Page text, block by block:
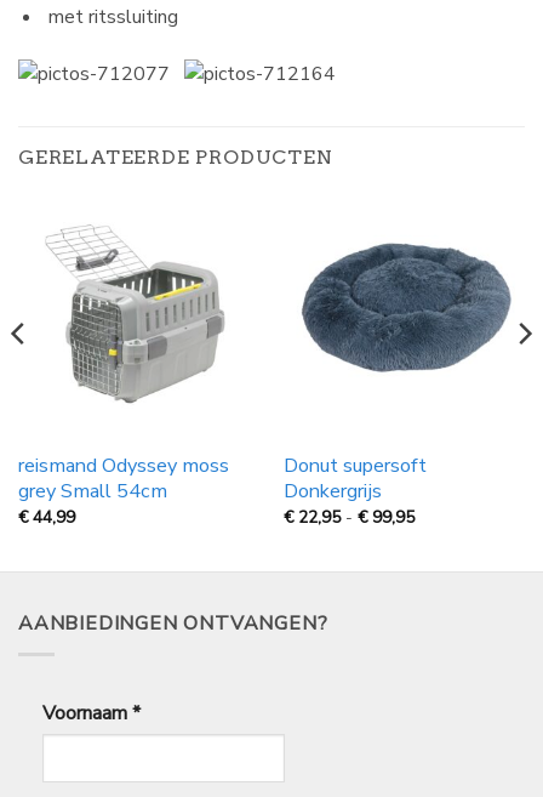
met ritssluiting
GERELATEERDE PRODUCTEN
reismand Odyssey moss
grey Small 54cm
€44,99
Donut supersoft
Donkergrijs
€ 22,95 - €99,95Prijsklasse:
€
AANBIEDINGEN ONTVANGEN?
Voornaam*